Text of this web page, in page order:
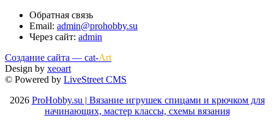
Обратная связь
Email: admin@prohobby.su
Через сайт: admin
Создание сайта — cat-Art
Design by xeoart
© Powered by LiveStreet CMS
2026 ProHobby.su | Вязание игрушек спицами и крючком для
начинающих, мастер классы, схемы вязания